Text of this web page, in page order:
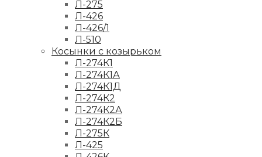
Л-275
Л-426
Л-426/1
Л-510
Косынки с козырьком
Л-274К1
Л-274К1А
Л-274К1Д
Л-274К2
Л-274К2А
Л-274К2Б
Л-275К
Л-425